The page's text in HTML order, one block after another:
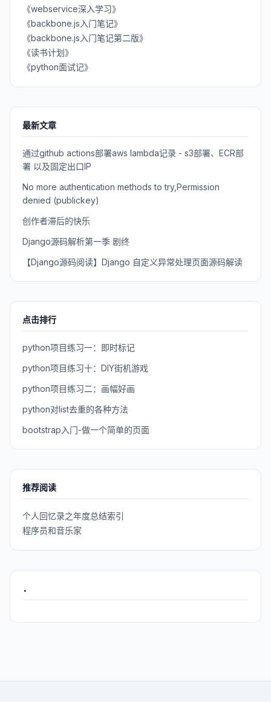
《webservice深入学习》
《backbone.js入门笔记》
《backbone.js入门笔记第二版》
《读书计划》
《python面试记》
最新文章
通过github actions部署aws lambda记录 - s3部署、ECR部
署 以及固定出口IP
No more authentication methods to try,Permission
denied (publickey)
创作者滞后的快乐
Django源码解析第一季 剧终
【Django源码阅读】Django 自定义异常处理页面源码解读
点击排行
python项目练习一：即时标记
python项目练习十：DIY街机游戏
python项目练习二：画幅好画
python对list去重的各种方法
bootstrap入门-做一个简单的页面
推荐阅读
个人回忆录之年度总结索引
程序员和音乐家
.